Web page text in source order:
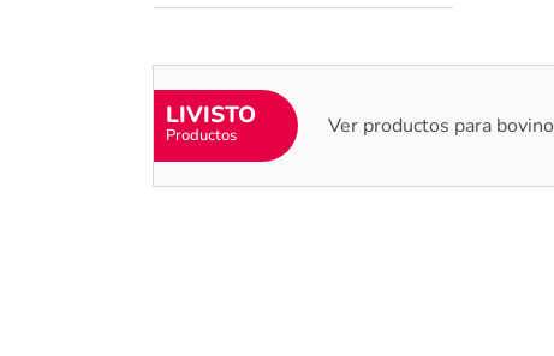
LIVISTO
Productos Ver productos para bovino